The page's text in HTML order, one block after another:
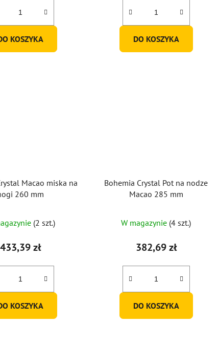
KOSZYKA DO KOSZYKA
Macao miska na
260 mm
(2 szt.)
433,39 zł
KOSZYKA
Bohemia Crystal Pot na nodze
Macao 285 mm
W magazynie (4 szt.)
382,69 zł
DO KOSZYKA